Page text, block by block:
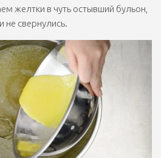
желтки в чуть остывший бульон,
не свернулись.